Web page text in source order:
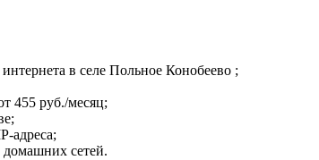
в селе Польное Конобеево ;
455 руб./месяц;
адреса;
сетей.